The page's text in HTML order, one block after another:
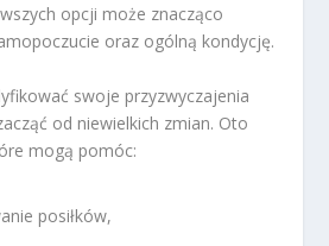
opcji może znacząco
oraz ogólną kondycję.
swoje przyzwyczajenia
od niewielkich zmian. Oto
mogą pomóc:
posiłków,